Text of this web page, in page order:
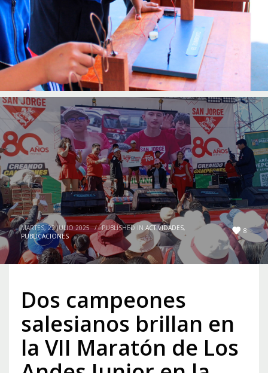
8
MARTES, 22 JULIO 2025 / PUBLISHED IN ACTIVIDADES,
PUBLICACIONES
Dos campeones
salesianos brillan en
la VII Maratón de Los